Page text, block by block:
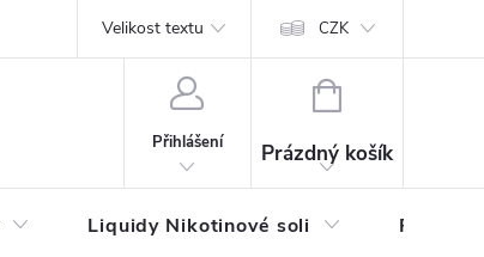
Reklamační řád Vrácení zboží a reklamace
Velikost textu CZK
Přihlášení
NÁKUPNÍ
Prázdný košík
Liquidy Nikotinové soli